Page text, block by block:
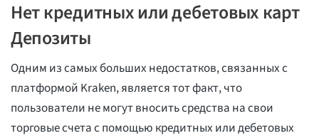
Нет кредитных или дебетовых карт
Депозиты
Одним из самых больших недостатков, связанных с
платформой Kraken, является тот факт, что
пользователи не могут вносить средства на свои
торговые счета с помощью кредитных или дебетовых